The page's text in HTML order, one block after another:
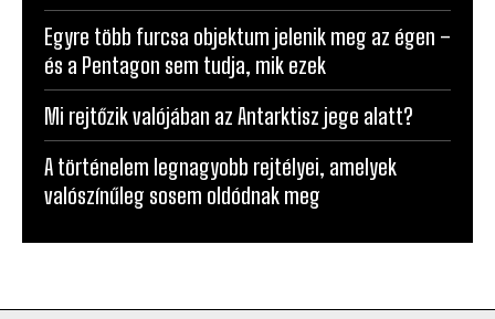
Egyre több furcsa objektum jelenik meg az égen –
és a Pentagon sem tudja, mik ezek
Mi rejtőzik valójában az Antarktisz jege alatt?
A történelem legnagyobb rejtélyei, amelyek
valószínűleg sosem oldódnak meg